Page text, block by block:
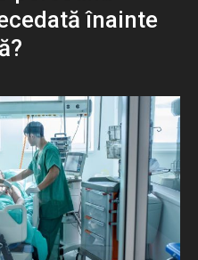
înainte